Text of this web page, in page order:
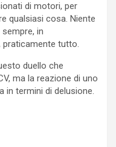
di motori, per
qualsiasi cosa. Niente
in
praticamente tutto.
duello che
ma la reazione di uno
in termini di delusione.